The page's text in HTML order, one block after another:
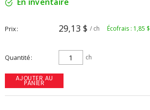
Prix 29,13 $ / ch Écofrais : 1,85 $
Quantité ch
AJOUTER AU
PANIER